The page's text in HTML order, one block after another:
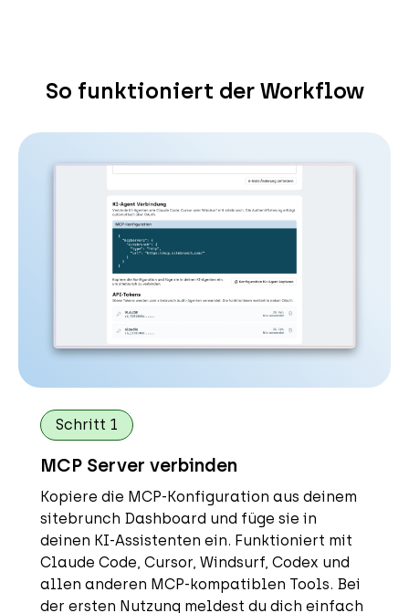
So funktioniert der Workflow
MCP Server verbinden
Schritt 1
Kopiere die MCP-Konfiguration aus deinem
sitebrunch Dashboard und füge sie in
deinen KI-Assistenten ein. Funktioniert mit
Claude Code, Cursor, Windsurf, Codex und
allen anderen MCP-kompatiblen Tools. Bei
der ersten Nutzung meldest du dich einfach